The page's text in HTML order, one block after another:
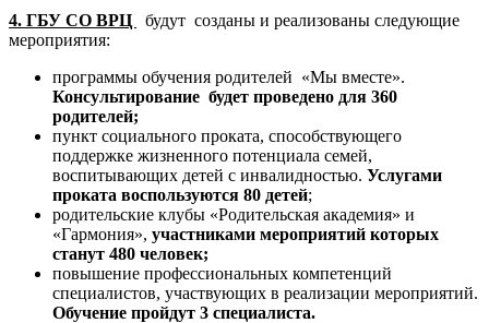
4. ГБУ СО ВРЦ
будут созданы и реализованы следующие
мероприятия:
программы обучения родителей «Мы вместе».
Консультирование будет проведено для 360
родителей;
пункт социального проката, способствующего
поддержке жизненного потенциала семей,
воспитывающих детей с инвалидностью. Услугами
проката воспользуются 80 детей;
родительские клубы «Родительская академия» и
«Гармония», участниками мероприятий которых
станут 480 человек;
повышение профессиональных компетенций
специалистов, участвующих в реализации мероприятий.
Обучение пройдут 3 специалиста.